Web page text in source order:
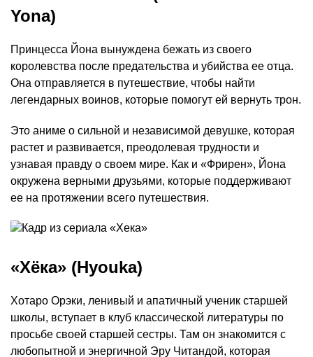
Yona)
Принцесса Йона вынуждена бежать из своего
королевства после предательства и убийства ее отца.
Она отправляется в путешествие, чтобы найти
легендарных воинов, которые помогут ей вернуть трон.
Это аниме о сильной и независимой девушке, которая
растет и развивается, преодолевая трудности и
узнавая правду о своем мире. Как и «Фрирен», Йона
окружена верными друзьями, которые поддерживают
ее на протяжении всего путешествия.
«Хёка» (Hyouka)
Хотаро Орэки, ленивый и апатичный ученик старшей
школы, вступает в клуб классической литературы по
просьбе своей старшей сестры. Там он знакомится с
любопытной и энергичной Эру Читандой, которая